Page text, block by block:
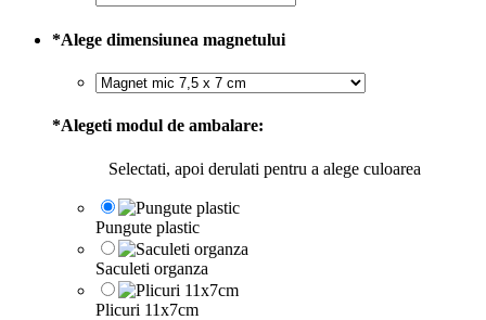
*Alege dimensiunea magnetului
*Alegeti modul de ambalare:
Selectati, apoi derulati pentru a alege culoarea
Pungute plastic
Saculeti organza
Plicuri 11x7cm